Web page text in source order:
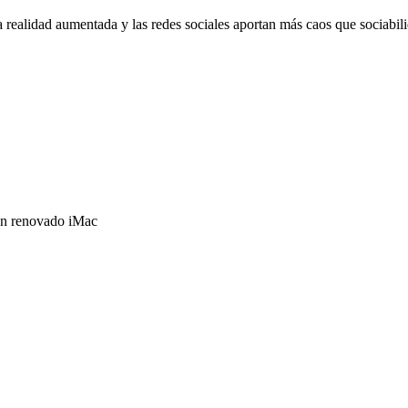
aumentada y las redes sociales aportan más caos que
renovado iMac